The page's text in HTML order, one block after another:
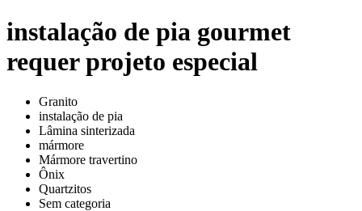
instalação de pia gourmet
requer projeto especial
Granito
instalação de pia
Lâmina sinterizada
mármore
Mármore travertino
Ônix
Quartzitos
Sem categoria